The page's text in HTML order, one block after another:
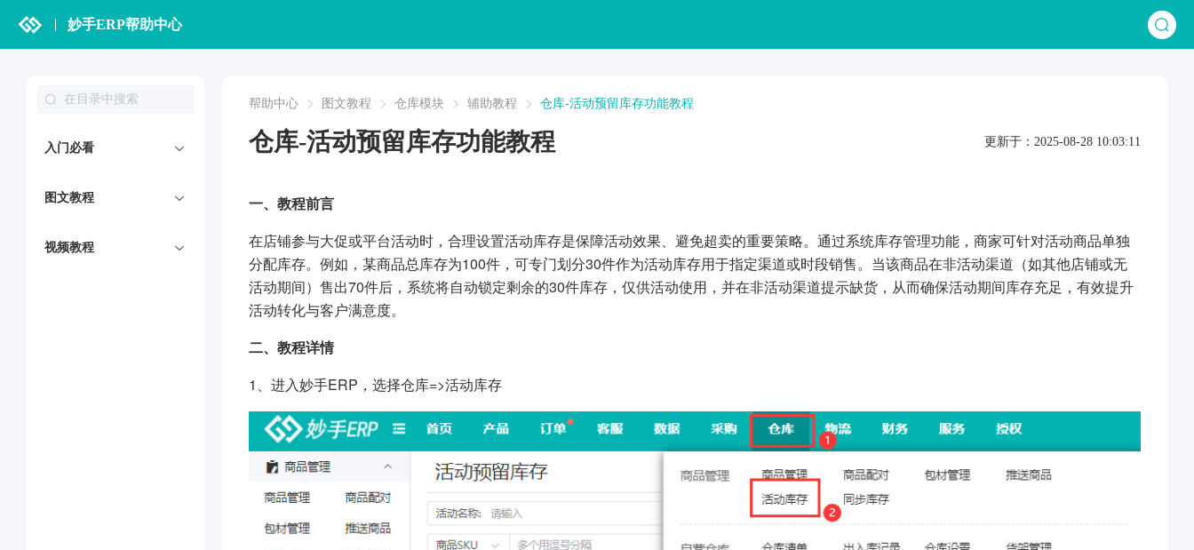
妙手ERP帮助中心
入门必看
图文教程
视频教程
帮助中心 图文教程 仓库模块 辅助教程 仓库-活动预留库存功能教程
仓库-活动预留库存功能教程 更新于：2025-08-28 10:03:11
一、 教程前言
在店铺参与大促或平台活动时，合理设置活动库存是保障活动效果、避免超卖的重要策略。通过系统库存管理功能，商家可针对活动商品单独
分配库存。例如，某商品总库存为100件，可专门划分30件作为活动库存用于指定渠道或时段销售。当该商品在非活动渠道（如其他店铺或无
活动期间）售出70件后，系统将自动锁定剩余的30件库存，仅供活动使用，并在非活动渠道提示缺货，从而确保活动期间库存充足，有效提升
活动转化与客户满意度。
二、 教程详情
1、进入妙手ERP，选择仓库=>活动库存